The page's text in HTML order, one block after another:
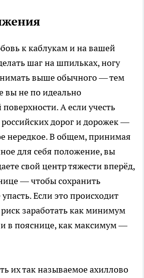
к каблукам и на вашей
шаг на шпильках, ногу
выше обычного — тем
вы не по идеально
А если учесть
дорог и дорожек —
нередкое. В общем, принимая
для себя положение, вы
свой центр тяжести вперёд,
— чтобы сохранить
Если это происходит
заработать как минимум
в пояснице, как максимум —
их так называемое ахиллово